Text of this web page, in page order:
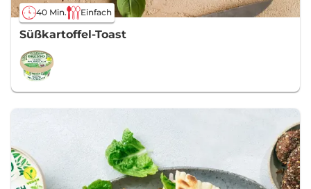
40 Min. Einfach
Süßkartoffel-Toast